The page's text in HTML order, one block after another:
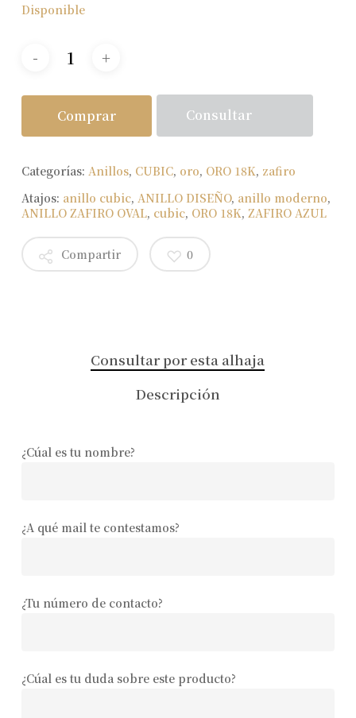
Disponible
Comprar Consultar
Categorías: Anillos, CUBIC, oro, ORO 18K, zafiro
Atajos: anillo cubic, ANILLO DISEÑO, anillo moderno,
ANILLO ZAFIRO OVAL, cubic, ORO 18K, ZAFIRO AZUL
Compartir 0
Consultar por esta alhaja
Descripción
¿Cúal es tu nombre?
¿A qué mail te contestamos?
¿Tu número de contacto?
¿Cúal es tu duda sobre este producto?